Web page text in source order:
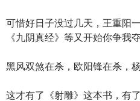
可惜好日子没过几天，王重阳
《九阴真经》等又开始你争我夺
黑风双煞在杀，欧阳锋在杀，
这才有了《射雕》这本书，有